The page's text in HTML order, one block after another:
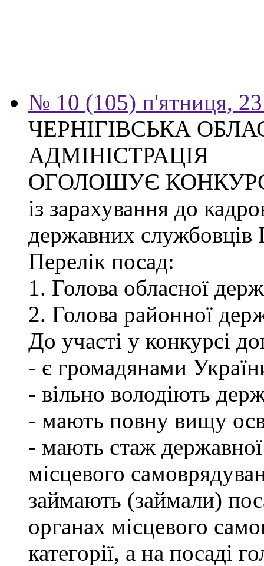
№ 10 (105) п'ятниця,
ЧЕРНІГІВСЬКА
АДМІНІСТРАЦІЯ
ОГОЛОШУЄ
із зарахування до
державних службовців
Перелік посад:
1. Голова обласної
2. Голова районної
До участі у конкурсі
- є громадянами
- вільно володіють
- мають повну вищу
- мають стаж
місцевого
займають (займали)
органах місцевого
категорії, а на посаді